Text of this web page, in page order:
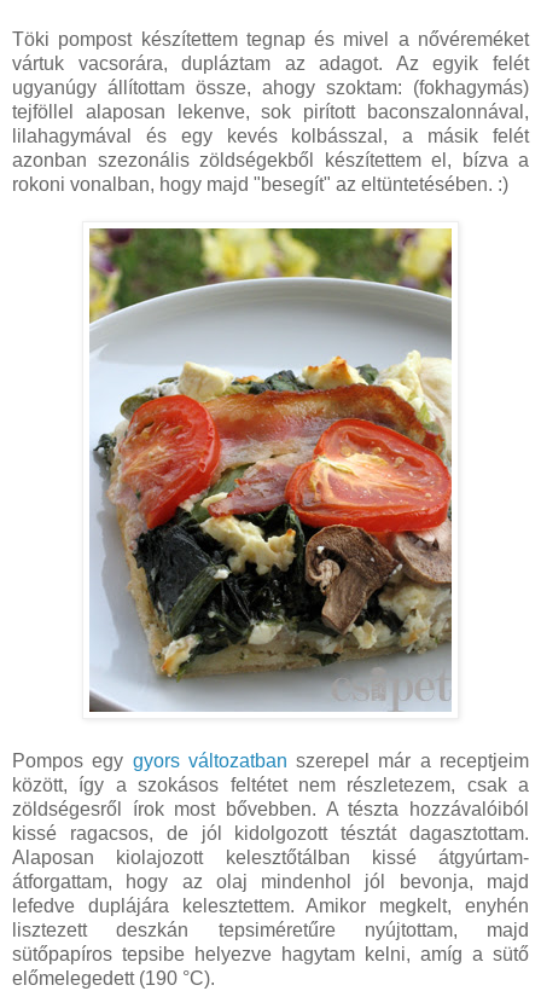
Töki pompost készítettem tegnap és mivel a nővéreméket
vártuk vacsorára, dupláztam az adagot. Az egyik felét
ugyanúgy állítottam össze, ahogy szoktam: (fokhagymás)
tejföllel alaposan lekenve, sok pirított baconszalonnával,
lilahagymával és egy kevés kolbásszal, a másik felét
azonban szezonális zöldségekből készítettem el, bízva a
rokoni vonalban, hogy majd "besegít" az eltüntetésében. :)
Pompos egy gyors változatban szerepel már a receptjeim
között, így a szokásos feltétet nem részletezem, csak a
zöldségesről írok most bővebben. A tészta hozzávalóiból
kissé ragacsos, de jól kidolgozott tésztát dagasztottam.
Alaposan kiolajozott kelesztőtálban kissé átgyúrtam-
átforgattam, hogy az olaj mindenhol jól bevonja, majd
lefedve duplájára kelesztettem. Amikor megkelt, enyhén
lisztezett deszkán tepsiméretűre nyújtottam, majd
sütőpapíros tepsibe helyezve hagytam kelni, amíg a sütő
előmelegedett (190 °C).